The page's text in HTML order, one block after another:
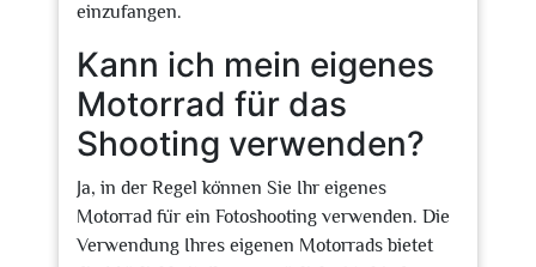
einzufangen.
Kann ich mein eigenes
Motorrad für das
Shooting verwenden?
Ja, in der Regel können Sie Ihr eigenes
Motorrad für ein Fotoshooting verwenden. Die
Verwendung Ihres eigenen Motorrads bietet